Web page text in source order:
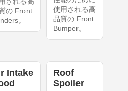
の Front
。
使用される高
品質の Front
Bumper。
Intake
Roof
Spoiler